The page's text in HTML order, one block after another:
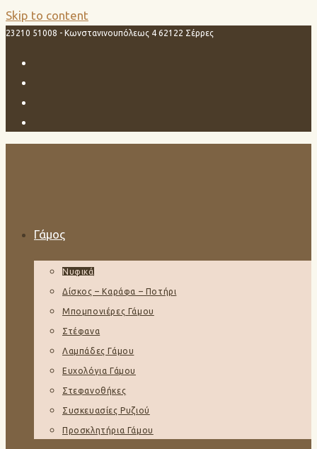
Skip to content
23210 51008 - Κωνστανινουπόλεως 4 62122 Σέρρες
Γάμος
Νυφικά
Δίσκος – Καράφα – Ποτήρι
Μπομπονιέρες Γάμου
Στέφανα
Λαμπάδες Γάμου
Ευχολόγια Γάμου
Στεφανοθήκες
Συσκευασίες Ρυζιού
Προσκλητήρια Γάμου